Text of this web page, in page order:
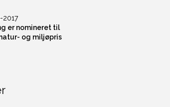
er nomineret til
og miljøpris